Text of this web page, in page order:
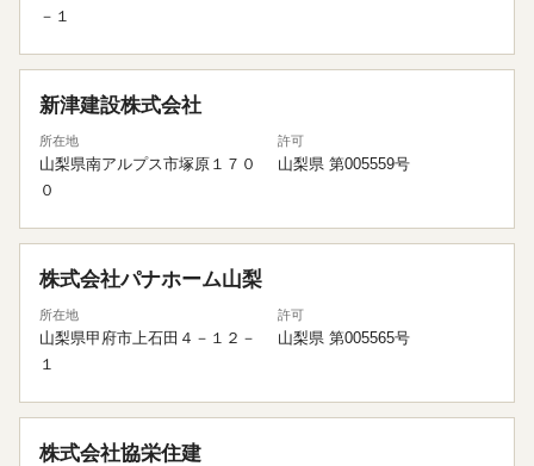
－１
新津建設株式会社
所在地
山梨県南アルプス市塚原１７０
０
許可
山梨県 第005559号
株式会社パナホーム山梨
所在地
山梨県甲府市上石田４－１２－
１
許可
山梨県 第005565号
株式会社協栄住建